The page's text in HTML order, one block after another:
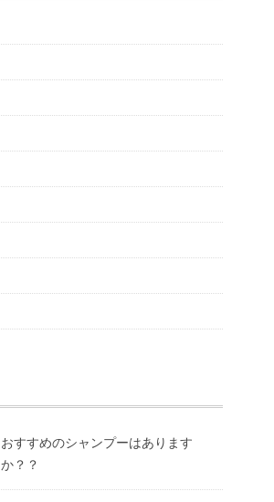
おすすめのシャンプーはあります
か？？